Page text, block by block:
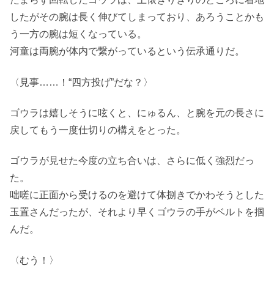
したがその腕は長く伸びてしまっており、あろうことかも
う一方の腕は短くなっている。
河童は両腕が体内で繋がっているという伝承通りだ。
〈見事……！“四方投げ”だな？〉
ゴウラは嬉しそうに呟くと、にゅるん、と腕を元の長さに
戻してもう一度仕切りの構えをとった。
ゴウラが見せた今度の立ち合いは、さらに低く強烈だっ
た。
咄嗟に正面から受けるのを避けて体捌きでかわそうとした
玉置さんだったが、それより早くゴウラの手がベルトを掴
んだ。
〈むう！〉